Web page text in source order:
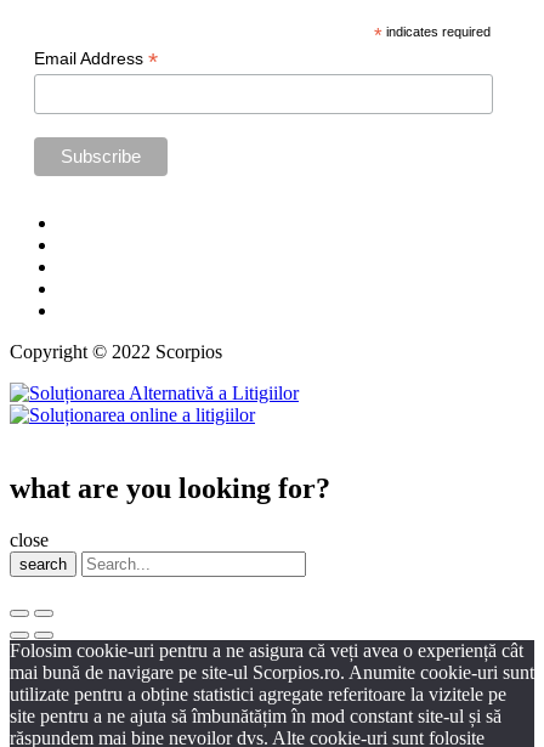
* indicates required
Email Address *
Copyright © 2022 Scorpios
what are you looking for?
close
search
Folosim cookie-uri pentru a ne asigura că veți avea o experiență cât
mai bună de navigare pe site-ul Scorpios.ro. Anumite cookie-uri sunt
utilizate pentru a obține statistici agregate referitoare la vizitele pe
site pentru a ne ajuta să îmbunătățim în mod constant site-ul și să
răspundem mai bine nevoilor dvs. Alte cookie-uri sunt folosite